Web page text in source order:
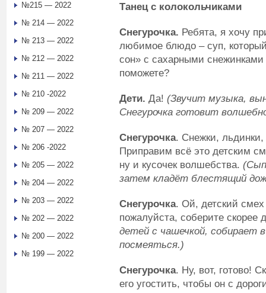
Танец с колокольчиками
Снегурочка. Ребята, я хочу
любимое блюдо – суп,
сон» с сахарными
поможете?
Дети. Да! (Звучит музыка,
Снегурочка готовит
Снегурочка. Снежки, льдинки,
Приправим всё это детским
ну и кусочек волшебства.
затем кладёт блестящий
Снегурочка. Ой, детский смех
пожалуйста, соберите скорее
детей с чашечкой, собирает
посмеяться.)
Снегурочка. Ну, вот, готово!
его угостить, чтобы он с
№215 — 2022
№ 214 — 2022
№ 213 — 2022
№ 212 — 2022
№ 211 — 2022
№ 210 -2022
№ 209 — 2022
№ 207 — 2022
№ 206 -2022
№ 205 — 2022
№ 204 — 2022
№ 203 — 2022
№ 202 — 2022
№ 200 — 2022
№ 199 — 2022